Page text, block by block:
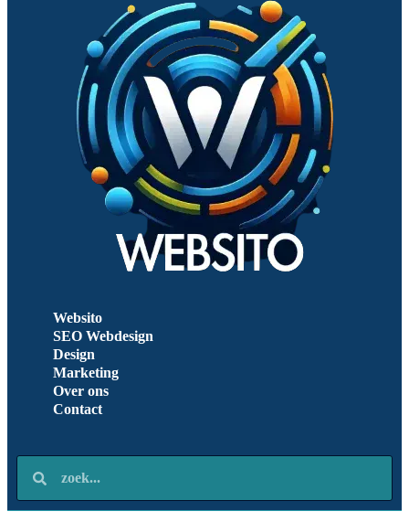
Websito
SEO Webdesign
Design
Marketing
Over ons
Contact